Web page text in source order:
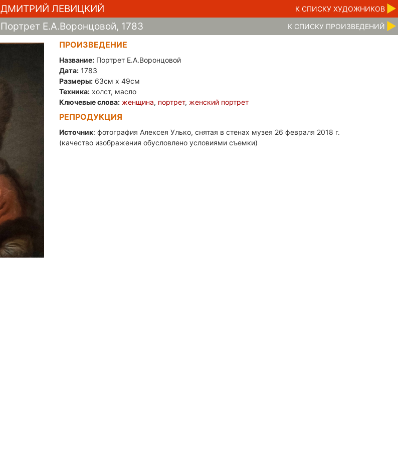
ДМИТРИЙ ЛЕВИЦКИЙ К CПИСКУ ХУДОЖНИКОВ
Портрет Е.А.Воронцовой, 1783 К CПИСКУ ПРОИЗВЕДЕНИЙ
ПРОИЗВЕДЕНИЕ
Название: Портрет Е.А.Воронцовой
Дата: 1783
Размеры: 63см x 49см
Техника: холст, масло
Ключевые слова: женщина, портрет, женский портрет
РЕПРОДУКЦИЯ
Источник: фотография Алексея Улько, снятая в стенах музея 26 февраля 2018 г.
(качество изображения обусловлено условиями съемки)